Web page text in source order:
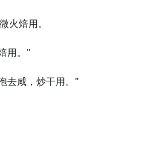
火焙用。
用。"
咸，炒干用。"